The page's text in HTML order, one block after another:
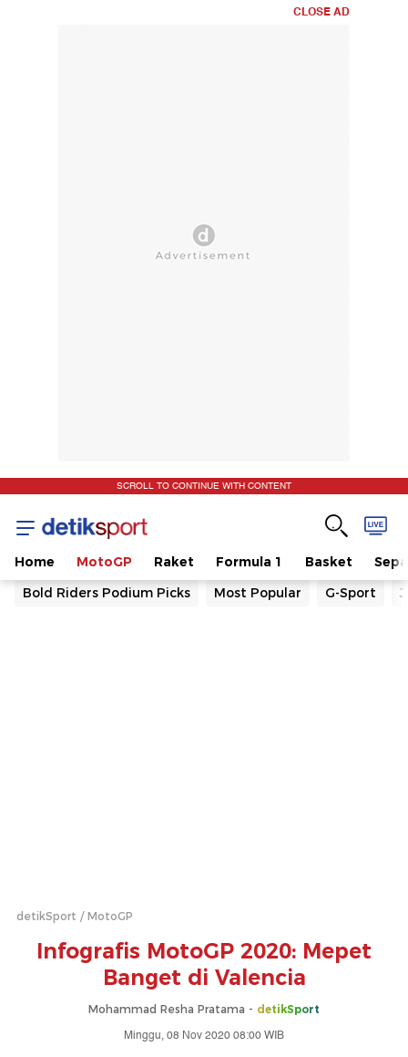
CLOSE AD
SCROLL TO CONTINUE WITH CONTENT
Home MotoGP Raket Formula 1 Basket
Bold Riders Podium Picks
Most Popular G-Sport
detikSport MotoGP
Infografis MotoGP 2020: Mepet
Banget di Valencia
Mohammad Resha Pratama - detikSport
Minggu, 08 Nov 2020 08:00 WIB